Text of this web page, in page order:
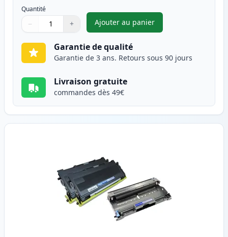
Quantité
Quantité
Utilisez les boutons pour ajuster
− +
Quantité
Ajouter au panier
,Pack de 5 Brother TN2000
Garantie de qualité
Garantie de 3 ans. Retours sous 90 jours
Livraison gratuite
commandes dès 49€